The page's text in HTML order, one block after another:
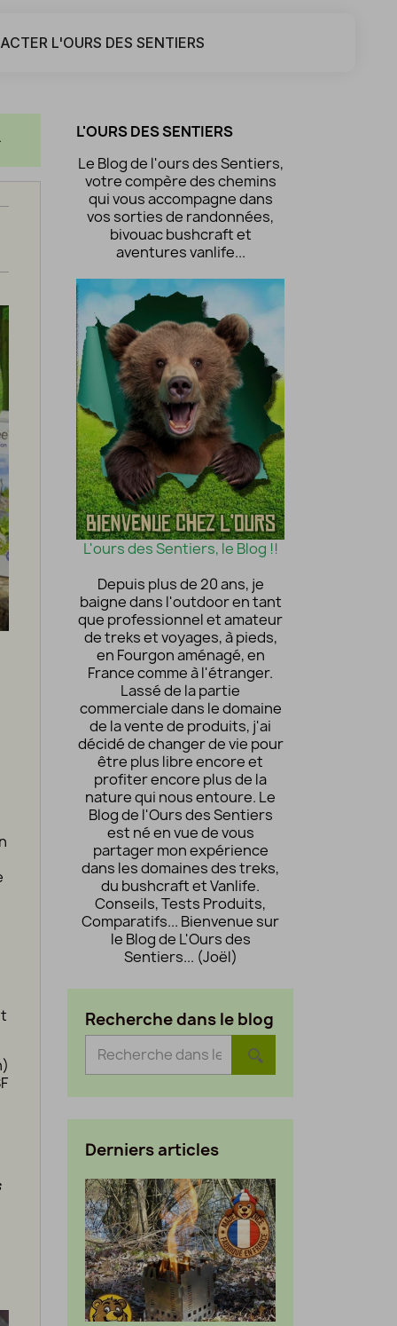
L'OURS DES SENTIERS
L'OURS DES SENTIERS
Le Blog de l'ours des Sentiers,
votre compère des chemins
qui vous accompagne dans
vos sorties de randonnées,
bivouac bushcraft et
aventures vanlife...
L'ours des Sentiers, le Blog !!
Depuis plus de 20 ans, je
baigne dans l'outdoor en tant
que professionnel et amateur
de treks et voyages, à pieds,
en Fourgon aménagé, en
France comme à l'étranger.
Lassé de la partie
commerciale dans le domaine
de la vente de produits, j'ai
décidé de changer de vie pour
être plus libre encore et
profiter encore plus de la
nature qui nous entoure. Le
Blog de l'Ours des Sentiers
est né en vue de vous
partager mon expérience
dans les domaines des treks,
du bushcraft et Vanlife.
Conseils, Tests Produits,
Comparatifs... Bienvenue sur
le Blog de L'Ours des
Sentiers... (Joël)
Recherche dans le blog
Derniers articles